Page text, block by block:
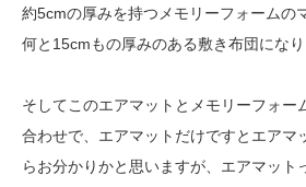
約5cmの厚みを持つメモリーフォームの
何と15cmもの厚みのある敷き布団になり
そしてこのエアマットとメモリーフォー
合わせで、エアマットだけですとエアマ
らお分かりかと思いますが、エアマット